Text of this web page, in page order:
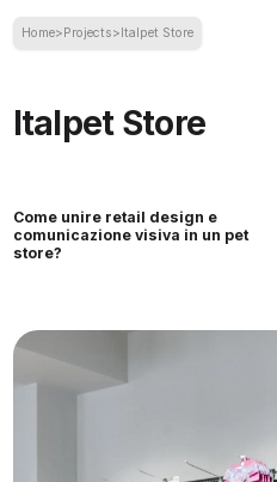
Home>Projects>Italpet Store
Italpet Store
Come unire retail design e
comunicazione visiva in un pet
store?